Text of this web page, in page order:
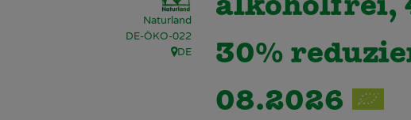
alkoholfrei,
30%
08.2026
Naturland
, Kontrollstelle:
DE-ÖKO-022
, Herkunft:
DE